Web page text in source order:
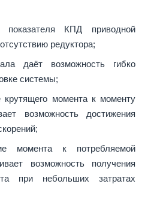
показателя КПД приводной
редуктора;
даёт возможность гибко
системы;
крутящего момента к моменту
возможность достижения
момента к потребляемой
возможность получения
при небольших затратах